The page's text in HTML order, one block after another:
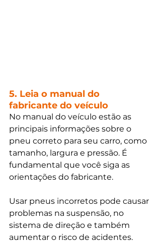
5. Leia o manual do
fabricante do veículo
No manual do veículo estão as
principais informações sobre o
pneu correto para seu carro, como
tamanho, largura e pressão. É
fundamental que você siga as
orientações do fabricante.
Usar pneus incorretos pode causar
problemas na suspensão, no
sistema de direção e também
aumentar o risco de acidentes.